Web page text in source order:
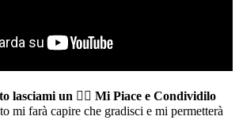
lasciami un 👍🏻 Mi Piace e Condividilo
mi farà capire che gradisci e mi permetterà